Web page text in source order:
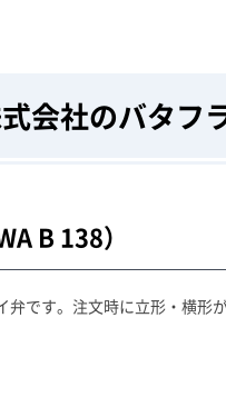
会社のバタフ
B 138）
です。注文時に立形・横形